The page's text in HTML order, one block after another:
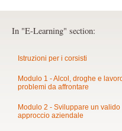
In "E-Learning" section:
Istruzioni per i corsisti
Modulo 1 - Alcol, droghe e
problemi da affrontare
Modulo 2 - Sviluppare un valido
approccio aziendale